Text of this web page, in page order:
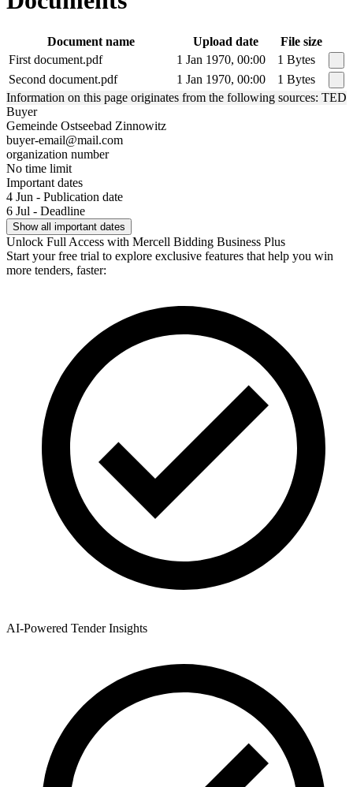
Document name Upload date
File size
First document.pdf
1 Jan 1970, 00:00
1 Bytes
Second document.pdf
1 Jan 1970, 00:00
1 Bytes
Information on this page originates from the following sources: TED
Buyer
Gemeinde Ostseebad Zinnowitz
buyer-email@mail.com
organization number
No time limit
Important dates
4 Jun - Publication date
6 Jul - Deadline
Show all important dates
Unlock Full Access with Mercell Bidding Business Plus
Start your free trial to explore exclusive features that help you win
more tenders, faster:
AI-Powered Tender Insights